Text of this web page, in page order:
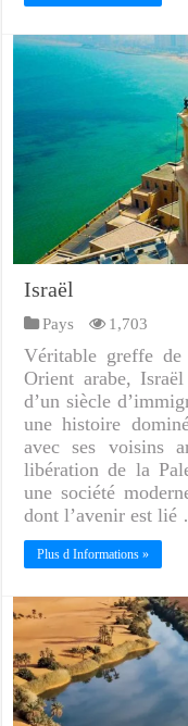
Israël
Pays 1,703
Véritable greffe
Orient arabe,
d’un siècle
une histoire
avec ses voisins
libération de la
une société
dont l’avenir est
Plus d Informations »